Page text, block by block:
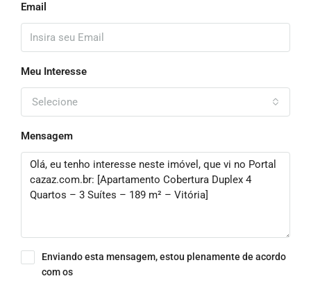
Email
Meu Interesse
Selecione
Mensagem
Enviando esta mensagem, estou plenamente de acordo
com os